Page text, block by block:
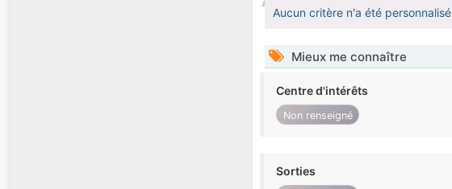
Aucun critère n'a été personnalisé
Mieux me connaître
Centre d'intérêts
Non renseigné
Sorties